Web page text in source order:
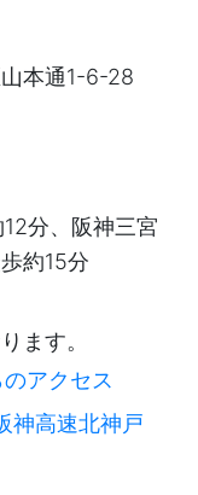
本通1-6-28
分、阪神三宮
約15分
ます。
アクセス
神高速北神戸